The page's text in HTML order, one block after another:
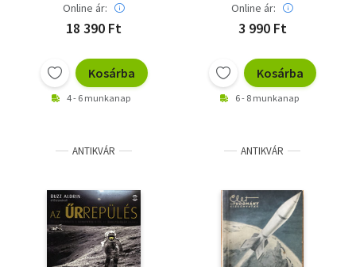
Online ár:
18 390 Ft
Kosárba
4 - 6 munkanap
Online ár:
3 990 Ft
Kosárba
6 - 8 munkanap
ANTIKVÁR ANTIKVÁR